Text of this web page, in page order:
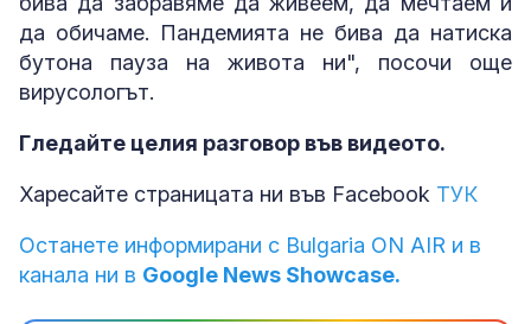
да обичаме. Пандемията не бива да натиска
бутона пауза на живота ни", посочи още
вирусологът.
Гледайте целия разговор във видеото.
Харесайте страницата ни във Facebook ТУК
Останете информирани с Bulgaria ON AIR и в
канала ни в Google News Showcase.